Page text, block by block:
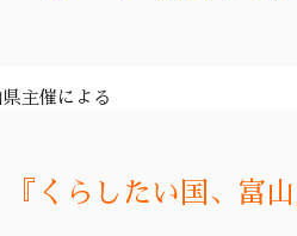
主催による
『くらしたい国、富